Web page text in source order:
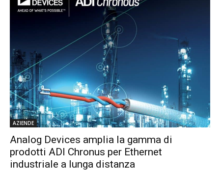
AZIENDE
Analog Devices amplia la gamma di
prodotti ADI Chronus per Ethernet
industriale a lunga distanza